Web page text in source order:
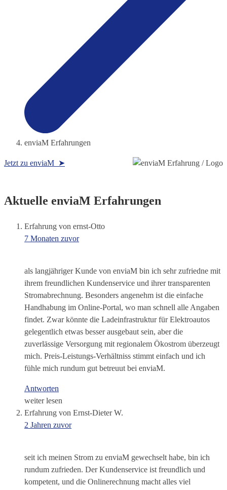
enviaM Erfahrungen
Jetzt zu enviaM ➤
Aktuelle enviaM Erfahrungen
Erfahrung von ernst-Otto
7 Monaten zuvor
als langjähriger Kunde von enviaM bin ich sehr zufriedne mit
ihrem freundlichen Kundenservice und ihrer transparenten
Stromabrechnung. Besonders angenehm ist die einfache
Handhabung im Online-Portal, wo man schnell alle Angaben
findet. Zwar könnte die Ladeinfrastruktur für Elektroautos
gelegentlich etwas besser ausgebaut sein, aber die
zuverlässige Versorgung mit regionalem Ökostrom überzeugt
mich. Preis-Leistungs-Verhältniss stimmt einfach und ich
fühle mich rundum gut betreuut bei enviaM.
Antworten
weiter lesen
Erfahrung von Ernst-Dieter W.
2 Jahren zuvor
seit ich meinen Strom zu enviaM gewechselt habe, bin ich
rundum zufrieden. Der Kundenservice ist freundlich und
kompetent, und die Onlinerechnung macht alles viel